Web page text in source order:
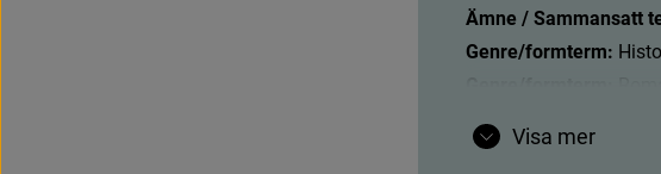
Ämne / Sammansatt
Genre/formterm:
Exempel 2:
Visa mer